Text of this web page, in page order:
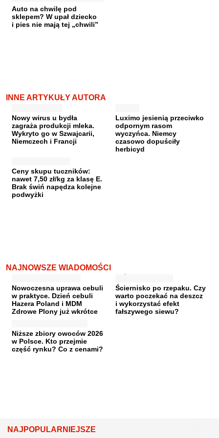
Auto na chwilę pod
sklepem? W upał dziecko
i pies nie mają tej „chwili”
INNE ARTYKUŁY AUTORA
Nowy wirus u bydła
zagraża produkcji mleka.
Wykryto go w Szwajcarii,
Niemczech i Francji
Luximo jesienią przeciwko
odpornym rasom
wyczyńca. Niemcy
czasowo dopuściły
herbicyd
Ceny skupu tuczników:
nawet 7,50 zł/kg za klasę E.
Brak świń napędza kolejne
podwyżki
NAJNOWSZE WIADOMOŚCI
Nowoczesna uprawa cebuli
w praktyce. Dzień cebuli
Hazera Poland i MDM
Zdrowe Plony już wkrótce
Ściernisko po rzepaku. Czy
warto poczekać na deszcz
i wykorzystać efekt
fałszywego siewu?
Niższe zbiory owoców 2026
w Polsce. Kto przejmie
część rynku? Co z cenami?
NAJPOPULARNIEJSZE